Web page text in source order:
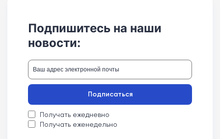
Подпишитесь на наши
новости:
Получать ежедневно
Получать еженедельно
Подписаться